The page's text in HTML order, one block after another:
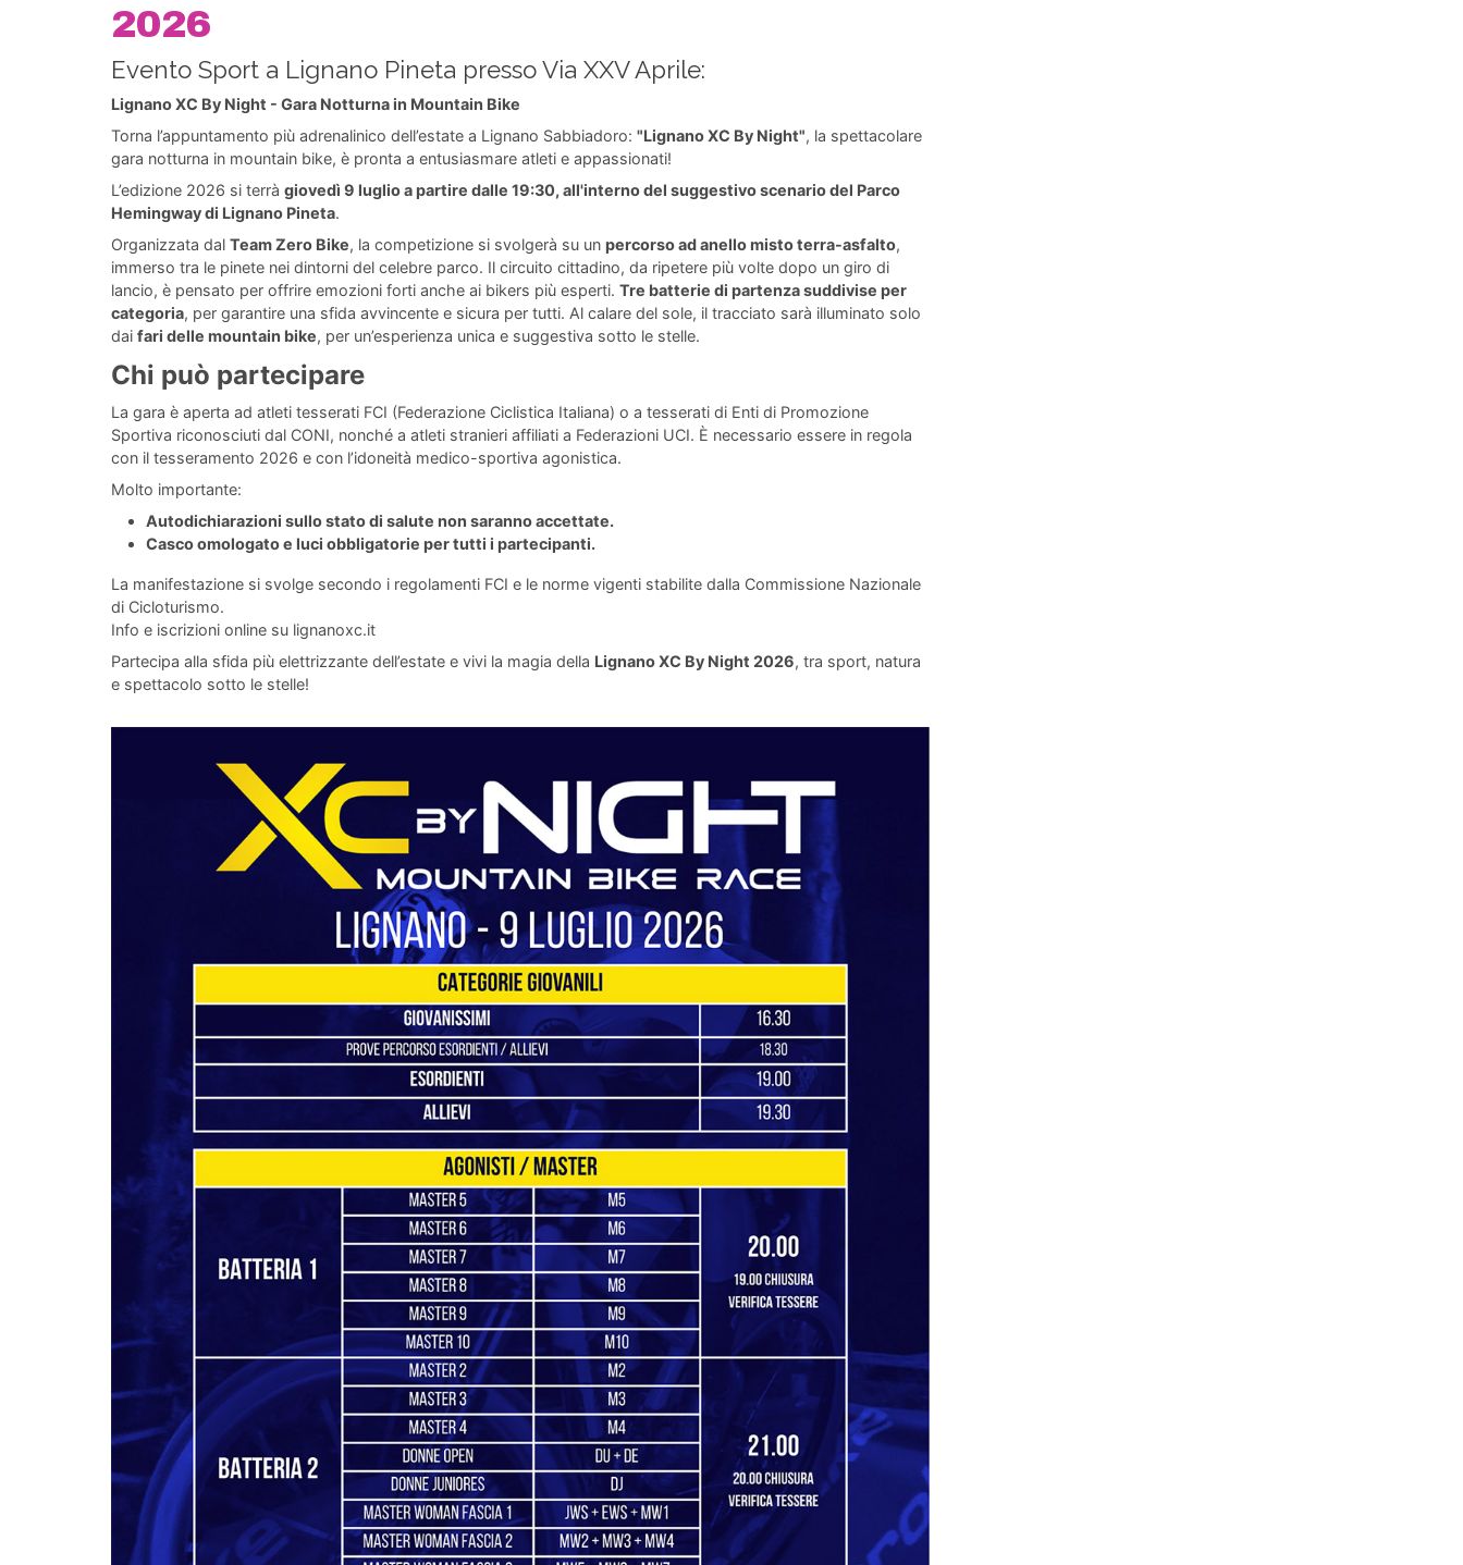
2026
Evento Sport a Lignano Pineta presso Via XXV Aprile:
Lignano XC By Night - Gara Notturna in Mountain Bike
Torna l’appuntamento più adrenalinico dell’estate a Lignano Sabbiadoro: "Lignano XC By Night", la spettacolare
gara notturna in mountain bike, è pronta a entusiasmare atleti e appassionati!
L’edizione 2026 si terrà giovedì 9 luglio a partire dalle 19:30, all'interno del suggestivo scenario del Parco
Hemingway di Lignano Pineta.
Organizzata dal Team Zero Bike, la competizione si svolgerà su un percorso ad anello misto terra-asfalto,
immerso tra le pinete nei dintorni del celebre parco. Il circuito cittadino, da ripetere più volte dopo un giro di
lancio, è pensato per offrire emozioni forti anche ai bikers più esperti. Tre batterie di partenza suddivise per
categoria, per garantire una sfida avvincente e sicura per tutti. Al calare del sole, il tracciato sarà illuminato solo
dai fari delle mountain bike, per un’esperienza unica e suggestiva sotto le stelle.
Chi può partecipare
La gara è aperta ad atleti tesserati FCI (Federazione Ciclistica Italiana) o a tesserati di Enti di Promozione
Sportiva riconosciuti dal CONI, nonché a atleti stranieri affiliati a Federazioni UCI. È necessario essere in regola
con il tesseramento 2026 e con l’idoneità medico-sportiva agonistica.
Molto importante:
Autodichiarazioni sullo stato di salute non saranno accettate.
Casco omologato e luci obbligatorie per tutti i partecipanti.
La manifestazione si svolge secondo i regolamenti FCI e le norme vigenti stabilite dalla Commissione Nazionale
di Cicloturismo.
Info e iscrizioni online su lignanoxc.it
Partecipa alla sfida più elettrizzante dell’estate e vivi la magia della Lignano XC By Night 2026, tra sport, natura
e spettacolo sotto le stelle!